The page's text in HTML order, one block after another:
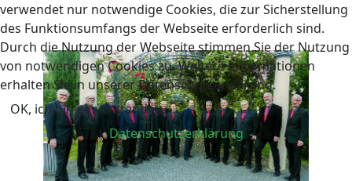
verwendet nur notwendige Cookies, die zur Sicherstellung
des Funktionsumfangs der Webseite erforderlich sind.
Durch die Nutzung der Webseite stimmen Sie der Nutzung
von notwendigen Cookies zu. Weitere Informationen
erhalten Sie in unserer Datenschutzerklärung.
OK, ich bin einverstanden.
Datenschutzerklärung